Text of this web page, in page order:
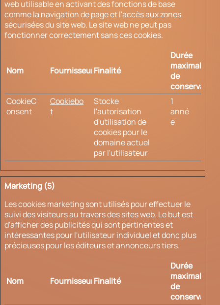
web utilisable en activant des fonctions de base
comme la navigation de page et l'accès aux zones
sécurisées du site web. Le site web ne peut pas
fonctionner correctement sans ces cookies.
Nom Fournisseur Finalité
Durée
maximale
de
conservation
CookieC
onsent
Cookiebo
t
Stocke
l'autorisation
d'utilisation de
cookies pour le
domaine actuel
par l'utilisateur
1
anné
e
Marketing (5)
Les cookies marketing sont utilisés pour effectuer le
suivi des visiteurs au travers des sites web. Le but est
d'afficher des publicités qui sont pertinentes et
intéressantes pour l'utilisateur individuel et donc plus
précieuses pour les éditeurs et annonceurs tiers.
Nom Fournisseur Finalité
Durée
maximale
de
conservation